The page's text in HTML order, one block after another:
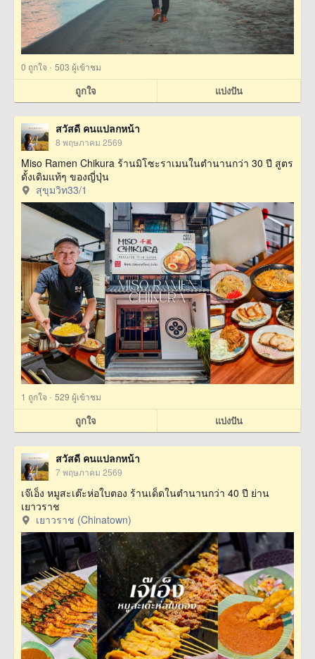
0 ถูกใจ · 503 ผู้เข้าชม
ถูกใจ แบ่งปัน
สวัสดี คนแปลกหน้า
8 พฤษภาคม 2569
Miso Ramen Chikura ร้านมิโซะราเมนในตำนานกว่า 30 ปี สูตร
ดั้งเดิมแท้ๆ ของญี่ปุ่น
สุขุมวิท33/1
1 ถูกใจ · 529 ผู้เข้าชม
ถูกใจ แบ่งปัน
สวัสดี คนแปลกหน้า
7 พฤษภาคม 2569
เจ๊เอ็ง หมูสะเต๊ะห่อใบตอง ร้านเด็ดในตำนานกว่า 40 ปี ย่าน
เยาวราช
เยาวราช (Chinatown)